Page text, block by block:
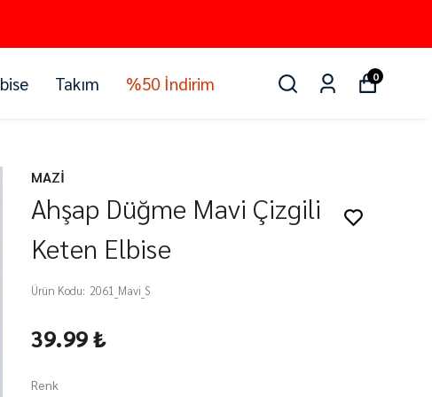
Takım %50 İndirim 0
MAZİ
Ahşap Düğme Mavi Çizgili
Keten Elbise
Ürün Kodu: 2061_Mavi_S
39.99 ₺
Renk